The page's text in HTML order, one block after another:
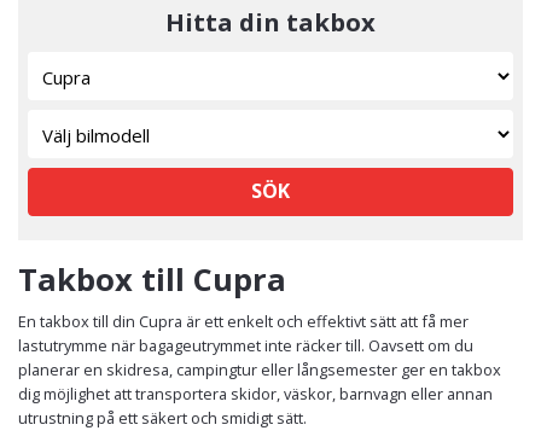
Hitta din takbox
SÖK
Takbox till Cupra
En takbox till din Cupra är ett enkelt och effektivt sätt att få mer
lastutrymme när bagageutrymmet inte räcker till. Oavsett om du
planerar en skidresa, campingtur eller långsemester ger en takbox
dig möjlighet att transportera skidor, väskor, barnvagn eller annan
utrustning på ett säkert och smidigt sätt.